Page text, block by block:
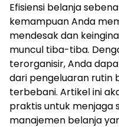
Efisiensi belanja
kemampuan Anda
mendesak dan
muncul tiba-tiba.
terorganisir, Anda
dari pengeluaran rutin
terbebani. Artikel ini
praktis untuk menjaga
manajemen belanja